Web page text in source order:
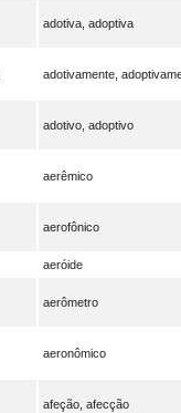
adotiva, adoptiva
adotivamente,
adotivo, adoptivo
aerêmico
aerofônico
aeróide
aerômetro
aeronômico
afeção, afecção